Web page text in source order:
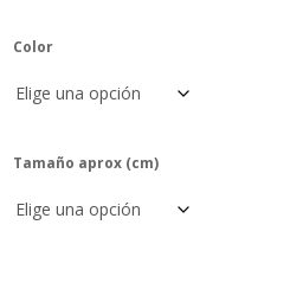
Color
Tamaño aprox (cm)